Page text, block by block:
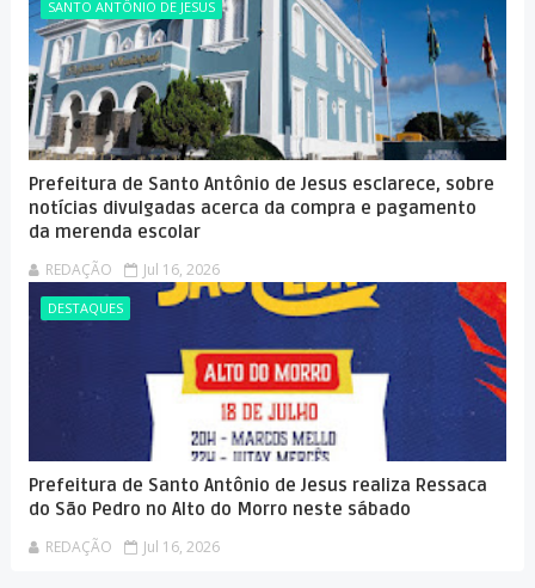
SANTO ANTÔNIO DE JESUS
Prefeitura de Santo Antônio de Jesus esclarece, sobre
notícias divulgadas acerca da compra e pagamento
da merenda escolar
REDAÇÃO Jul 16, 2026
DESTAQUES
Prefeitura de Santo Antônio de Jesus realiza Ressaca
do São Pedro no Alto do Morro neste sábado
REDAÇÃO Jul 16, 2026